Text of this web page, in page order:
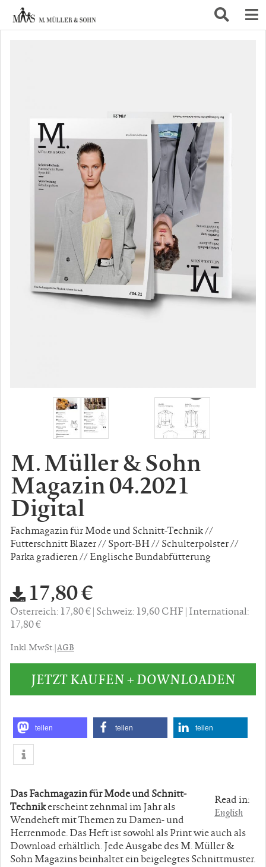
M. Müller & Sohn
Magazin 04.2021
Digital
Fachmagazin für Mode und Schnitt-Technik //
Futterschnitt Blazer // Sport-BH // Schulterpolster //
Parka gradieren // Englische Bundabfütterung
17,80 €
Österreich: 17,80 € Schweiz: 19,60 CHF International:
17,80 €
Inkl. MwSt. |AGB
JETZT KAUFEN + DOWNLOADEN
teilen teilen teilen
Read in:
English
Das Fachmagazin für Mode und Schnitt-
Technikerscheint zehnmal im Jahr als
Wendeheft mit Themen zu Damen- und
Herrenmode. Das Heft ist sowohl als Print wie auch als
Download erhältlich. Jede Ausgabe des M. Müller &
Sohn Magazins beinhaltet ein beigelegtes Schnittmuster.